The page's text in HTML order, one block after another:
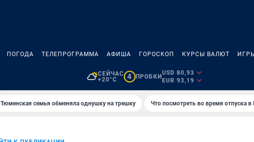
ПОГОДА ТЕЛЕПРОГРАММА АФИША ГОРОСКОП КУРСЫ ВАЛЮТ ИГРЫ
СЕЙЧАС
+20°C
4 ПРОБКИ
USD 80,93
EUR 93,19
Тюменская семья обменяла однушку на трешку Что посмотреть во время отпуска в